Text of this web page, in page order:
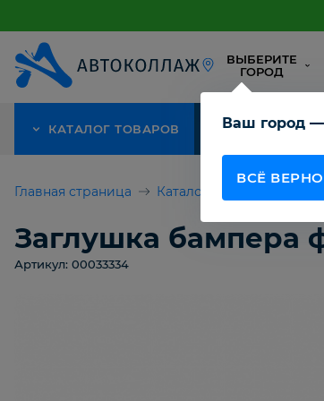
ВЫБЕРИТЕ
ГОРОД
Ваш город
ВСЁ ВЕРНО
КАТАЛОГ ТОВАРОВ АКЦИЯ О
Главная страница Каталог товаров
Заглушка бампера
Артикул: 00033334